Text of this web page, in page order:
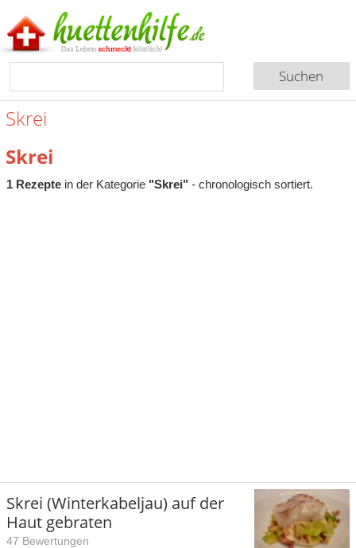
Skrei
Skrei
1 Rezeptein der Kategorie "Skrei" - chronologisch sortiert.
Skrei (Winterkabeljau) auf der
Haut gebraten
47 Bewertungen